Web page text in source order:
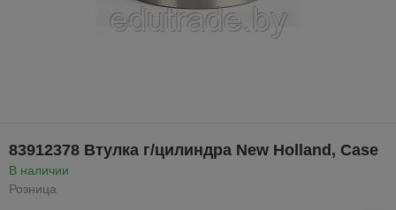
83912378 Втулка г/цилиндра New Holland, Case
В наличии
Розница